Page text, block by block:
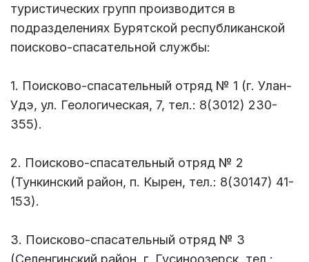
туристических групп производится в
подразделениях Бурятской республиканской
поисково-спасательной службы:
1. Поисково-спасательный отряд № 1 (г. Улан-
Удэ, ул. Геологическая, 7, тел.: 8(3012) 230-
355).
2. Поисково-спасательный отряд № 2
(Тункинский район, п. Кырен, тел.: 8(30147) 41-
153).
3. Поисково-спасательный отряд № 3
(Селенгинский район, г. Гусиноозерск, тел.: